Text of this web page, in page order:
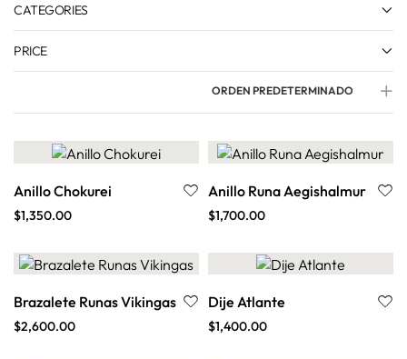
CATEGORIES
PRICE
ORDEN PREDETERMINADO
Anillo Chokurei
$1,350.00
Anillo Runa Aegishalmur
$1,700.00
Brazalete Runas Vikingas
$2,600.00
Dije Atlante
$1,400.00